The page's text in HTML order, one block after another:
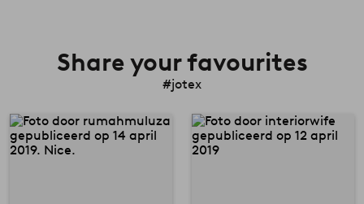
Share your favourites
#jotex